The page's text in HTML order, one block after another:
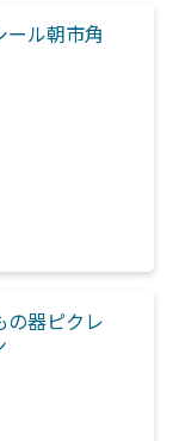
ル朝市角
器ピクレ